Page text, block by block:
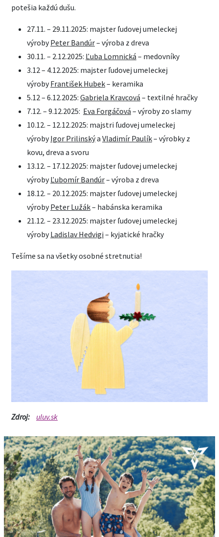
potešia každú dušu.
27.11. – 29.11.2025: majster ľudovej umeleckej
výrobyPeter Bandúr– výroba z dreva
30.11. – 2.12.2025: Ľuba Lomnická – medovníky
3.12 – 4.12.2025: majster ľudovej umeleckej
výrobyFrantišek Hubek– keramika
5.12 – 6.12.2025: Gabriela Kravcová – textilné hračky
7.12. – 9.12.2025: Eva Forgáčová – výroby zo slamy
10.12. – 12.12.2025: majstri ľudovej umeleckej
výrobyIgor Prilinskýa Vladimír Paulík– výrobky z
kovu, dreva a svoru
13.12. – 17.12.2025: majster ľudovej umeleckej
výrobyĽubomír Bandúr– výroba z dreva
18.12. – 20.12.2025: majster ľudovej umeleckej
výrobyPeter Lužák– habánska keramika
21.12. – 23.12.2025: majster ľudovej umeleckej
výrobyLadislav Hedvigi – kyjatické hračky
Tešíme sa na všetky osobné stretnutia!
Zdroj: uluv.sk